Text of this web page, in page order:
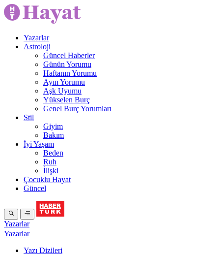
Yazarlar
Astroloji
Güncel Haberler
Günün Yorumu
Haftanın Yorumu
Ayın Yorumu
Aşk Uyumu
Yükselen Burç
Genel Burç Yorumları
Stil
Giyim
Bakım
İyi Yaşam
Beden
Ruh
İlişki
Çocuklu Hayat
Güncel
Yazarlar
Yazarlar
Yazı Dizileri